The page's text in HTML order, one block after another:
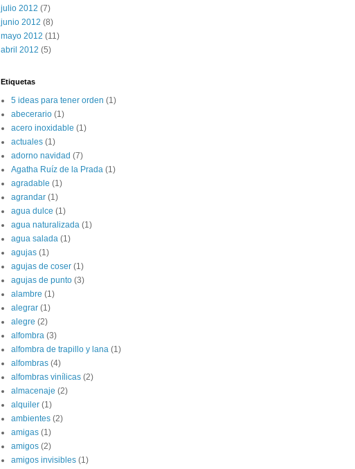
julio 2012 (7)
junio 2012 (8)
mayo 2012 (11)
abril 2012 (5)
Etiquetas
5 ideas para tener orden (1)
abecerario (1)
acero inoxidable (1)
actuales (1)
adorno navidad (7)
Agatha Ruíz de la Prada (1)
agradable (1)
agrandar (1)
agua dulce (1)
agua naturalizada (1)
agua salada (1)
agujas (1)
agujas de coser (1)
agujas de punto (3)
alambre (1)
alegrar (1)
alegre (2)
alfombra (3)
alfombra de trapillo y lana (1)
alfombras (4)
alfombras vinílicas (2)
almacenaje (2)
alquiler (1)
ambientes (2)
amigas (1)
amigos (2)
amigos invisibles (1)